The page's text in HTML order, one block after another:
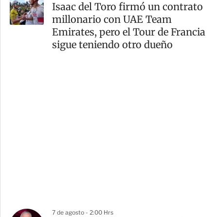
Isaac del Toro firmó un contrato
millonario con UAE Team
Emirates, pero el Tour de Francia
sigue teniendo otro dueño
7 de agosto - 2:00 Hrs